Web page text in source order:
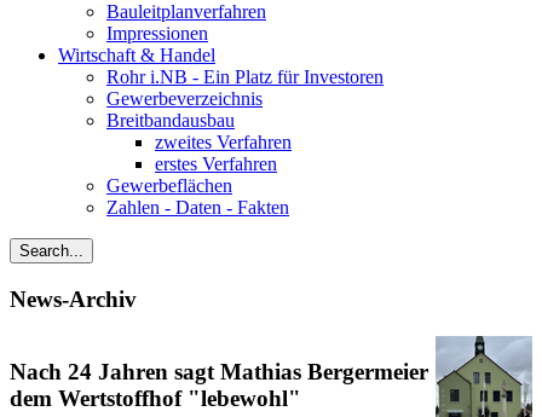
Bauleitplanverfahren
Impressionen
Wirtschaft & Handel
Rohr i.NB - Ein Platz für Investoren
Gewerbeverzeichnis
Breitbandausbau
zweites Verfahren
erstes Verfahren
Gewerbeflächen
Zahlen - Daten - Fakten
News-Archiv
Nach 24 Jahren sagt Mathias Bergermeier
dem Wertstoffhof "lebewohl"